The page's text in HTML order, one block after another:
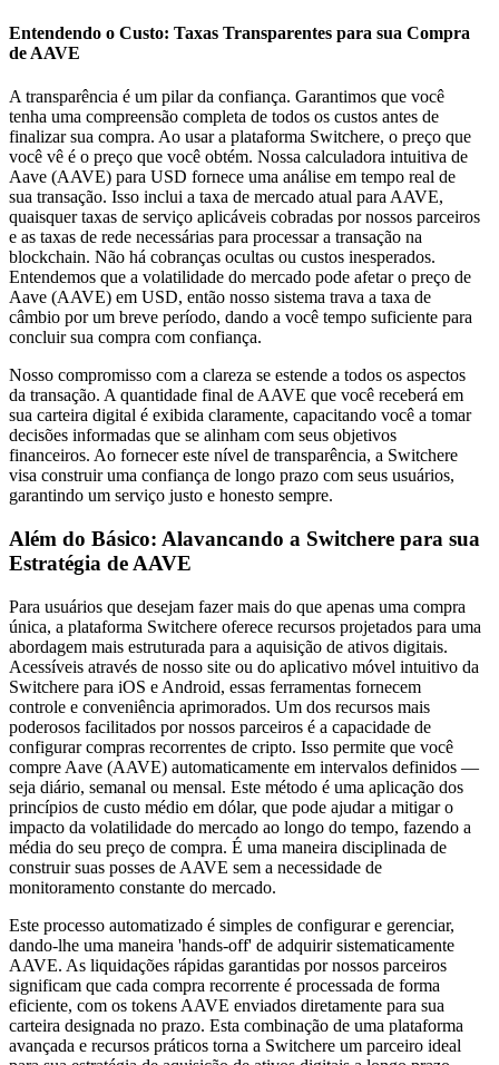
Entendendo o Custo: Taxas Transparentes para sua Compra
de AAVE
A transparência é um pilar da confiança. Garantimos que você
tenha uma compreensão completa de todos os custos antes de
finalizar sua compra. Ao usar a plataforma Switchere, o preço que
você vê é o preço que você obtém. Nossa calculadora intuitiva de
Aave (AAVE) para USD fornece uma análise em tempo real de
sua transação. Isso inclui a taxa de mercado atual para AAVE,
quaisquer taxas de serviço aplicáveis cobradas por nossos parceiros
e as taxas de rede necessárias para processar a transação na
blockchain. Não há cobranças ocultas ou custos inesperados.
Entendemos que a volatilidade do mercado pode afetar o preço de
Aave (AAVE) em USD, então nosso sistema trava a taxa de
câmbio por um breve período, dando a você tempo suficiente para
concluir sua compra com confiança.
Nosso compromisso com a clareza se estende a todos os aspectos
da transação. A quantidade final de AAVE que você receberá em
sua carteira digital é exibida claramente, capacitando você a tomar
decisões informadas que se alinham com seus objetivos
financeiros. Ao fornecer este nível de transparência, a Switchere
visa construir uma confiança de longo prazo com seus usuários,
garantindo um serviço justo e honesto sempre.
Além do Básico: Alavancando a Switchere para sua
Estratégia de AAVE
Para usuários que desejam fazer mais do que apenas uma compra
única, a plataforma Switchere oferece recursos projetados para uma
abordagem mais estruturada para a aquisição de ativos digitais.
Acessíveis através de nosso site ou do aplicativo móvel intuitivo da
Switchere para iOS e Android, essas ferramentas fornecem
controle e conveniência aprimorados. Um dos recursos mais
poderosos facilitados por nossos parceiros é a capacidade de
configurar compras recorrentes de cripto. Isso permite que você
compre Aave (AAVE) automaticamente em intervalos definidos —
seja diário, semanal ou mensal. Este método é uma aplicação dos
princípios de custo médio em dólar, que pode ajudar a mitigar o
impacto da volatilidade do mercado ao longo do tempo, fazendo a
média do seu preço de compra. É uma maneira disciplinada de
construir suas posses de AAVE sem a necessidade de
monitoramento constante do mercado.
Este processo automatizado é simples de configurar e gerenciar,
dando-lhe uma maneira 'hands-off' de adquirir sistematicamente
AAVE. As liquidações rápidas garantidas por nossos parceiros
significam que cada compra recorrente é processada de forma
eficiente, com os tokens AAVE enviados diretamente para sua
carteira designada no prazo. Esta combinação de uma plataforma
avançada e recursos práticos torna a Switchere um parceiro ideal